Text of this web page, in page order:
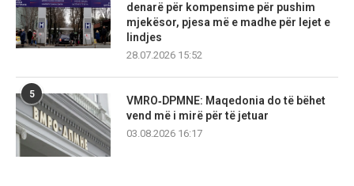
denarë për kompensime për pushim
mjekësor, pjesa më e madhe për lejet e
lindjes
28.07.2026 15:52
5
VMRO‑DPMNE: Maqedonia do të bëhet
vend më i mirë për të jetuar
03.08.2026 16:17